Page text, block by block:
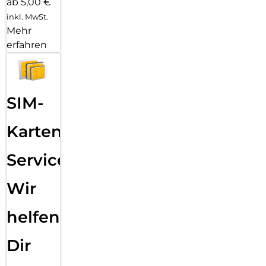
ab 5,00 €
inkl. MwSt.
Mehr
erfahren
SIM-
Karten
Service:
Wir
helfen
Dir